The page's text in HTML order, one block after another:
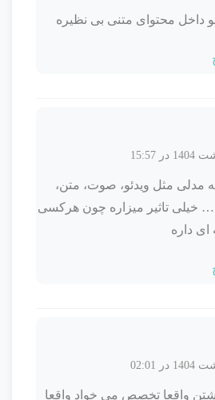
داخل محتوای متنی بی نظیره
مدلی مثل ویدئو، صوت، متن،
خیلی تاثیر میزاره چون هرکسی
ای داره
واقعا تخصص می خواد واقعا